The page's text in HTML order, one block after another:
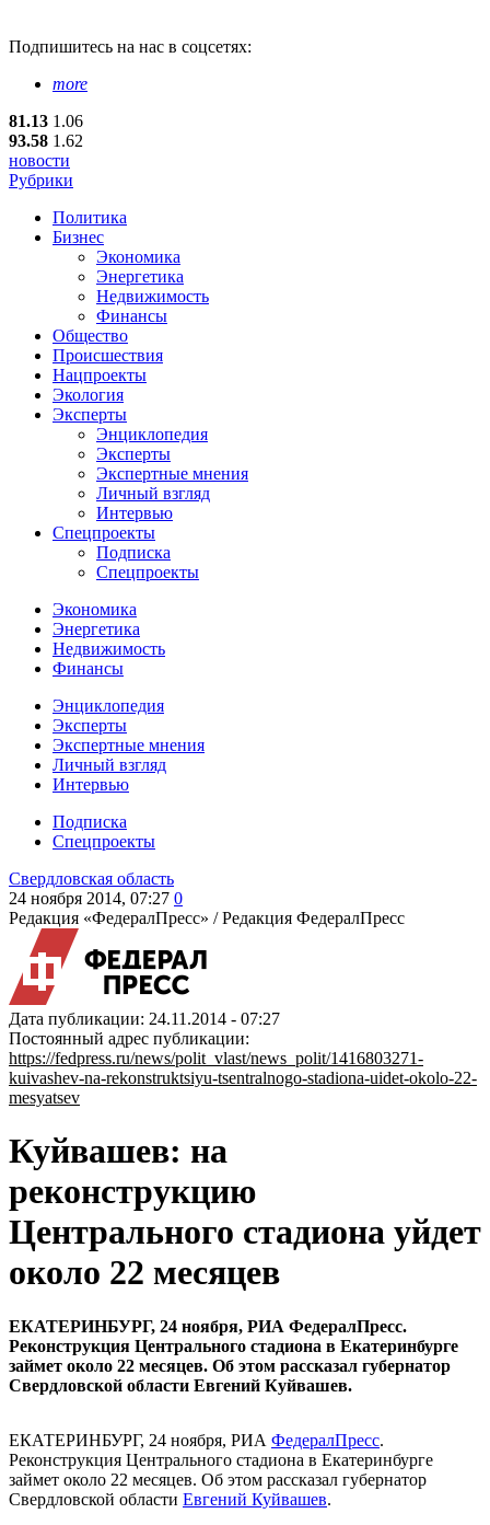
Подпишитесь на нас в соцсетях:
more
81.13 1.06
93.58 1.62
новости
Рубрики
Политика
Бизнес
Экономика
Энергетика
Недвижимость
Финансы
Общество
Происшествия
Нацпроекты
Экология
Эксперты
Энциклопедия
Эксперты
Экспертные мнения
Личный взгляд
Интервью
Спецпроекты
Подписка
Спецпроекты
Экономика
Энергетика
Недвижимость
Финансы
Энциклопедия
Эксперты
Экспертные мнения
Личный взгляд
Интервью
Подписка
Спецпроекты
Свердловская область
24 ноября 2014, 07:27 0
Редакция «ФедералПресс» /Редакция ФедералПресс
Дата публикации: 24.11.2014 - 07:27
Постоянный адрес публикации:
https://fedpress.ru/news/polit_vlast/news_polit/1416803271-
kuivashev-na-rekonstruktsiyu-tsentralnogo-stadiona-uidet-okolo-22-
mesyatsev
Куйвашев: на
реконструкцию
Центрального стадиона уйдет
около 22 месяцев
ЕКАТЕРИНБУРГ, 24 ноября, РИА ФедералПресс.
Реконструкция Центрального стадиона в Екатеринбурге
займет около 22 месяцев. Об этом рассказал губернатор
Свердловской области Евгений Куйвашев.
ЕКАТЕРИНБУРГ, 24 ноября, РИА ФедералПресс.
Реконструкция Центрального стадиона в Екатеринбурге
займет около 22 месяцев. Об этом рассказал губернатор
Свердловской области Евгений Куйвашев.